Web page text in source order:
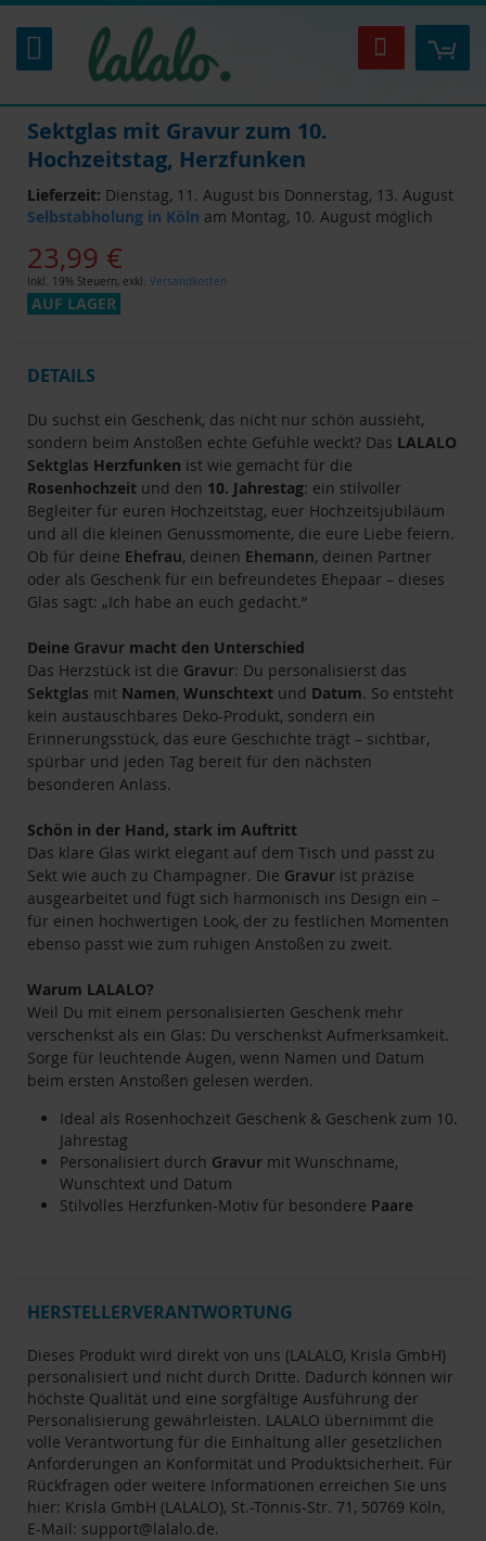
Inhalt
springen
Suche
Sektglas mit Gravur zum 10.
Hochzeitstag, Herzfunken
Lieferzeit: Dienstag, 11. August bis Donnerstag, 13. August
Selbstabholung in Köln am Montag, 10. August möglich
23,99 €
Inkl. 19% Steuern, exkl. Versandkosten
AUF LAGER
DETAILS
Du suchst ein Geschenk, das nicht nur schön aussieht,
sondern beim Anstoßen echte Gefühle weckt? Das LALALO
Sektglas Herzfunken ist wie gemacht für die
Rosenhochzeit und den 10. Jahrestag: ein stilvoller
Begleiter für euren Hochzeitstag, euer Hochzeitsjubiläum
und all die kleinen Genussmomente, die eure Liebe feiern.
Ob für deine Ehefrau, deinen Ehemann, deinen Partner
oder als Geschenk für ein befreundetes Ehepaar – dieses
Glas sagt: „Ich habe an euch gedacht.“
Deine Gravur macht den Unterschied
Das Herzstück ist die Gravur: Du personalisierst das
Sektglas mit Namen, Wunschtext und Datum. So entsteht
kein austauschbares Deko-Produkt, sondern ein
Erinnerungsstück, das eure Geschichte trägt – sichtbar,
spürbar und jeden Tag bereit für den nächsten
besonderen Anlass.
Schön in der Hand, stark im Auftritt
Das klare Glas wirkt elegant auf dem Tisch und passt zu
Sekt wie auch zu Champagner. Die Gravur ist präzise
ausgearbeitet und fügt sich harmonisch ins Design ein –
für einen hochwertigen Look, der zu festlichen Momenten
ebenso passt wie zum ruhigen Anstoßen zu zweit.
Warum LALALO?
Weil Du mit einem personalisierten Geschenk mehr
verschenkst als ein Glas: Du verschenkst Aufmerksamkeit.
Sorge für leuchtende Augen, wenn Namen und Datum
beim ersten Anstoßen gelesen werden.
Ideal als Rosenhochzeit Geschenk & Geschenk zum 10.
Jahrestag
Personalisiert durch Gravur mit Wunschname,
Wunschtext und Datum
Stilvolles Herzfunken-Motiv für besondere Paare
HERSTELLERVERANTWORTUNG
Dieses Produkt wird direkt von uns (LALALO, Krisla GmbH)
personalisiert und nicht durch Dritte. Dadurch können wir
höchste Qualität und eine sorgfältige Ausführung der
Personalisierung gewährleisten. LALALO übernimmt die
volle Verantwortung für die Einhaltung aller gesetzlichen
Anforderungen an Konformität und Produktsicherheit. Für
Rückfragen oder weitere Informationen erreichen Sie uns
hier: Krisla GmbH (LALALO), St.-Tönnis-Str. 71, 50769 Köln,
E-Mail: support@lalalo.de.